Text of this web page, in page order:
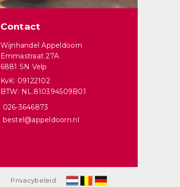
Contact
Wijnhandel Appeldoorn
Emmastraat 27A
6881 SN Velp
KvK: 09122102
BTW: NL.810394509B01
026-3646873
bestel@appeldoorn.nl
Privacybeleid